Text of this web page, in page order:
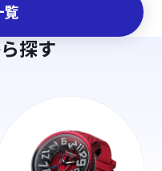
覧
探す